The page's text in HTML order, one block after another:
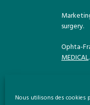
Nous utilisons des cookies
surgery.
Ophta-
MEDICAL.